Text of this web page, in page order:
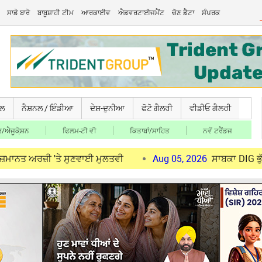
ਸਾਡੇ ਬਾਰੇ ਬਾਬੂਸ਼ਾਹੀ ਟੀਮ ਆਰਕਾਈਵ ਐਡਵਰਟਾਈਜਮੈਂਟ ਚੋਣ ਡੈਟਾ ਸੰਪਰਕ
ਨੈਸ਼ਨਲ / ਇੰਡੀਆ ਦੇਸ਼-ਦੁਨੀਆ ਫੋਟੋ ਗੈਲਰੀ ਵੀਡੀਓ ਗੈਲਰੀ
ਐਜੂਕੇ਼ਸ਼ਨ ਫਿਲਮ-ਟੀ ਵੀ ਕਿਤਾਬਾਂ/ਸਾਹਿਤ ਨਵੇਂ ਟਰੈਂਡਜ
'ਤੇ ਸੁਣਵਾਈ ਮੁਲਤਵੀ Aug 05, 2026 ਸਾਬਕਾ DIG ਭੁੱਲਰ ਨੂੰ